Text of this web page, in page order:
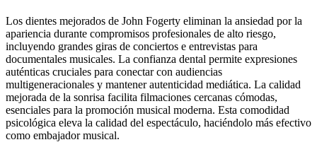
Los dientes mejorados de John Fogerty eliminan la ansiedad por la
apariencia durante compromisos profesionales de alto riesgo,
incluyendo grandes giras de conciertos e entrevistas para
documentales musicales. La confianza dental permite expresiones
auténticas cruciales para conectar con audiencias
multigeneracionales y mantener autenticidad mediática. La calidad
mejorada de la sonrisa facilita filmaciones cercanas cómodas,
esenciales para la promoción musical moderna. Esta comodidad
psicológica eleva la calidad del espectáculo, haciéndolo más efectivo
como embajador musical.